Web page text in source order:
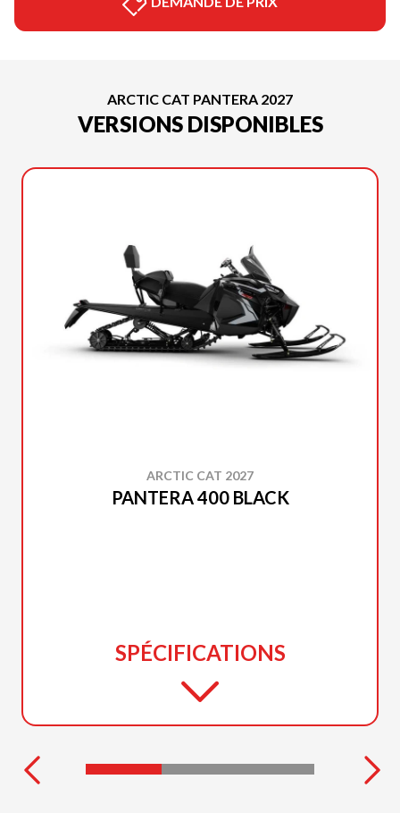
ARCTIC CAT PANTERA 2027
VERSIONS DISPONIBLES
ARCTIC CAT 2027
PANTERA 400 BLACK
SPÉCIFICATIONS